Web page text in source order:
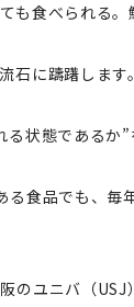
も食べられる
石に躊躇します。
状態であるか
る食品でも、
のユニバ（